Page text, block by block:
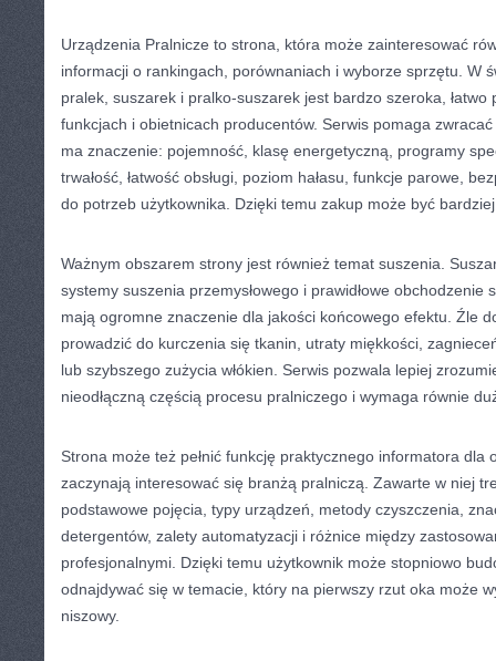
Urządzenia Pralnicze to strona, która może zainteresować
informacji o rankingach, porównaniach i wyborze sprzętu. W
pralek, suszarek i pralko-suszarek jest bardzo szeroka,
funkcjach i obietnicach producentów. Serwis pomaga
ma znaczenie: pojemność, klasę energetyczną, programy
trwałość, łatwość obsługi, poziom hałasu, funkcje parowe,
do potrzeb użytkownika. Dzięki temu zakup może być
Ważnym obszarem strony jest również temat suszenia.
systemy suszenia przemysłowego i prawidłowe obchodzenie
mają ogromne znaczenie dla jakości końcowego efektu. Źle
prowadzić do kurczenia się tkanin, utraty miękkości,
lub szybszego zużycia włókien. Serwis pozwala lepiej
nieodłączną częścią procesu pralniczego i wymaga równie
Strona może też pełnić funkcję praktycznego informatora dla
zaczynają interesować się branżą pralniczą. Zawarte w niej
podstawowe pojęcia, typy urządzeń, metody czyszczenia,
detergentów, zalety automatyzacji i różnice między
profesjonalnymi. Dzięki temu użytkownik może stopniowo
odnajdywać się w temacie, który na pierwszy rzut oka może
niszowy.